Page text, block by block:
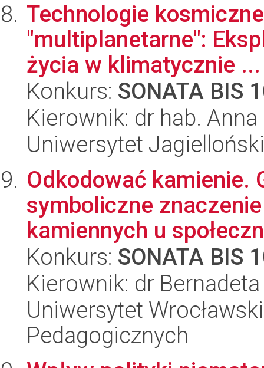
Technologie
"multiplanetarne":
życia w klimatycznie ...
Konkurs: SONATA BIS
Kierownik: dr hab. Anna
Uniwersytet
Odkodować kamienie.
symboliczne
kamiennych u
Konkurs: SONATA BIS
Kierownik: dr
Uniwersytet
Pedagogicznych